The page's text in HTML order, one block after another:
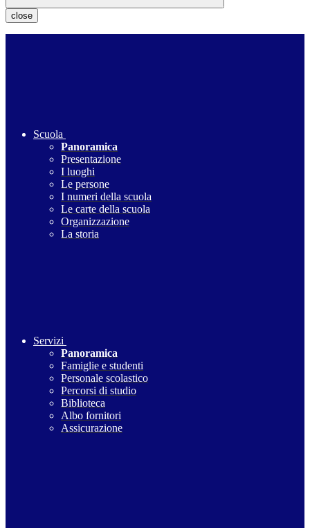
close
Scuola
Panoramica
Presentazione
I luoghi
Le persone
I numeri della scuola
Le carte della scuola
Organizzazione
La storia
Servizi
Panoramica
Famiglie e studenti
Personale scolastico
Percorsi di studio
Biblioteca
Albo fornitori
Assicurazione